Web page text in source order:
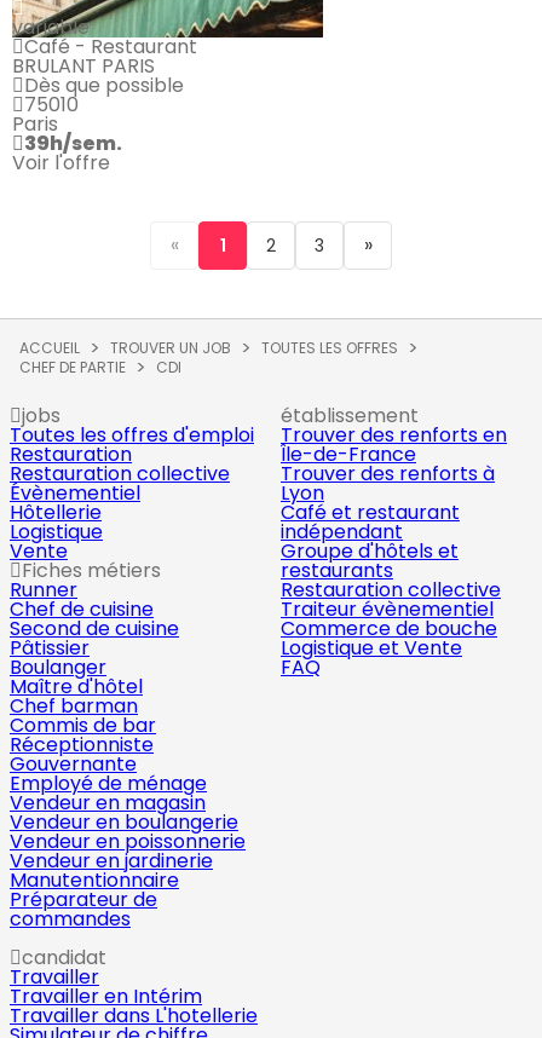
variable
Café - Restaurant
BRULANT PARIS
Dès que possible
75010
Paris
39h/sem.
Voir l'offre
« 1 2 3 »
ACCUEIL TROUVER UN JOB
TOUTES LES OFFRES
CHEF DE PARTIE
CDI
jobs
Toutes les offres d'emploi
Restauration
Restauration collective
Évènementiel
Hôtellerie
Logistique
Vente
Fiches métiers
Runner
Chef de cuisine
Second de cuisine
Pâtissier
Boulanger
Maître d'hôtel
Chef barman
Commis de bar
Réceptionniste
Gouvernante
Employé de ménage
Vendeur en magasin
Vendeur en boulangerie
Vendeur en poissonnerie
Vendeur en jardinerie
Manutentionnaire
Préparateur de
commandes
établissement
Trouver des renforts en
Île-de-France
Trouver des renforts à
Lyon
Café et restaurant
indépendant
Groupe d'hôtels et
restaurants
Restauration collective
Traiteur évènementiel
Commerce de bouche
Logistique et Vente
FAQ
candidat
Travailler
Travailler en Intérim
Travailler dans L'hotellerie